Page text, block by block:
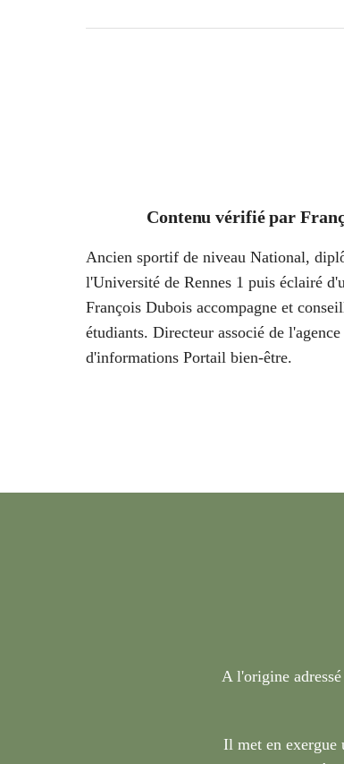
Contenu vérifié par
Ancien sportif de niveau National,
l'Université de Rennes 1 puis éclairé
François Dubois accompagne et
étudiants. Directeur associé de
d'informations Portail bien-être.
A l'origine
Il met en exergue